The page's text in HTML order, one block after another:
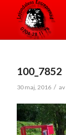
100_7852
30 maj, 2016 / av